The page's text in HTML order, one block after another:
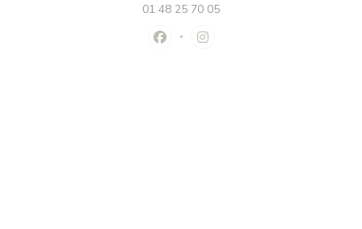
01 48 25 70 05
Facebook ((otevře se v novém
Instagram ((otevře se v